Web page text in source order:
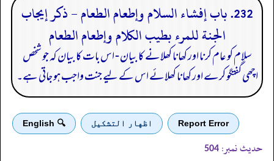
232. باب إفشاء السلام وإطعام الطعام - ذكر إيجاب
الجنة للمرء بطيب الكلام وإطعام الطعام
سلام کو عام کرنا اور کھانا کھلانے کا بیان - اس بات کا بیان کہ جو شخص
اچھی گفتگو کرے اور کھانا کھلائے اس کے لیے جنت واجب ہو جاتی ہے۔
Report Error اظهار التشكيل 🔍 English
حدیث نمبر: 504